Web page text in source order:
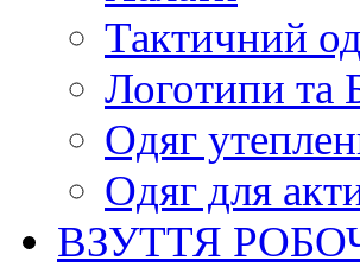
Тактичний
Логотипи та
Одяг
Одяг для
ВЗУТТЯ